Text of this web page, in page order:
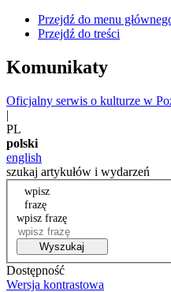
Przejdź do menu
Przejdź do treści
Komunikaty
Oficjalny serwis o kulturze w
|
PL
polski
english
szukaj artykułów i wydarzeń
wpisz
frazę
wpisz frazę
Wyszukaj
Dostępność
Wersja kontrastowa